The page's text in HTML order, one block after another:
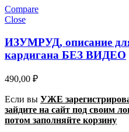
Compare
Close
ИЗУМРУД, описание
кардигана БЕЗ ВИДЕО
490,00 ₽
Если вы УЖЕ
зайдите на сайт под своим
потом заполняйте корзину